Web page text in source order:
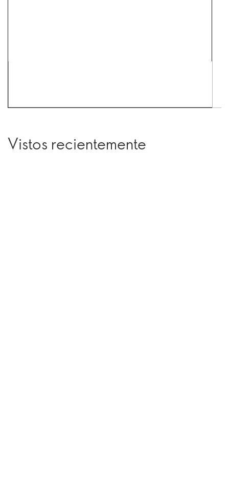
Vistos recientemente